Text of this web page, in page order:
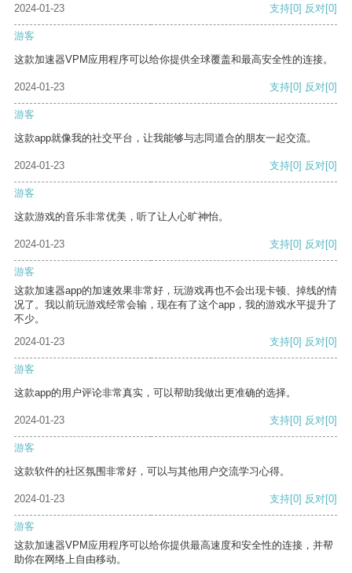
2024-01-23 支持[0] 反对[0]
游客
这款加速器VPM应用程序可以给你提供全球覆盖和最高安全性的连接。
2024-01-23 支持[0] 反对[0]
游客
这款app就像我的社交平台，让我能够与志同道合的朋友一起交流。
2024-01-23 支持[0] 反对[0]
游客
这款游戏的音乐非常优美，听了让人心旷神怡。
2024-01-23 支持[0] 反对[0]
游客
这款加速器app的加速效果非常好，玩游戏再也不会出现卡顿、掉线的情
况了。我以前玩游戏经常会输，现在有了这个app，我的游戏水平提升了
不少。
2024-01-23
支持[0] 反对[0]
游客
这款app的用户评论非常真实，可以帮助我做出更准确的选择。
2024-01-23 支持[0] 反对[0]
游客
这款软件的社区氛围非常好，可以与其他用户交流学习心得。
2024-01-23 支持[0] 反对[0]
游客
这款加速器VPM应用程序可以给你提供最高速度和安全性的连接，并帮
助你在网络上自由移动。